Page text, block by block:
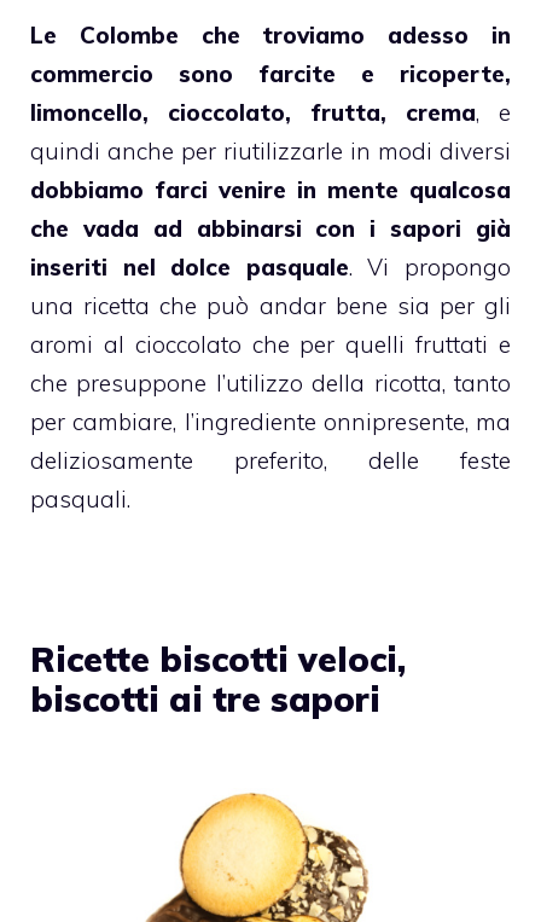
Le Colombe che troviamo adesso in
commercio sono farcite e ricoperte,
limoncello, cioccolato, frutta, crema, e
quindi anche per riutilizzarle in modi diversi
dobbiamo farci venire in mente qualcosa
che vada ad abbinarsi con i sapori già
inseriti nel dolce pasquale. Vi propongo
una ricetta che può andar bene sia per gli
aromi al cioccolato che per quelli fruttati e
che presuppone l’utilizzo della ricotta, tanto
per cambiare, l’ingrediente onnipresente, ma
deliziosamente preferito, delle feste
pasquali.
Ricette biscotti veloci,
biscotti ai tre sapori